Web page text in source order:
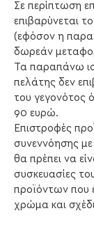
Σε περίπτωση
επιβαρύνεται
(εφόσον η
δωρεάν
Τα παραπάνω
πελάτης δεν
του γεγονότος
90 ευρώ.
Επιστροφές
συνεννόησης
θα πρέπει να
συσκευασίες
προϊόντων που
χρώμα και